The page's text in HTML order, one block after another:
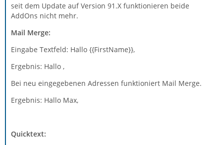
seit dem Update auf Version 91.X funktionieren beide
AddOns nicht mehr.
Mail Merge:
Eingabe Textfeld: Hallo {{FirstName}},
Ergebnis: Hallo ,
Bei neu eingegebenen Adressen funktioniert Mail Merge.
Ergebnis: Hallo Max,
Quicktext: